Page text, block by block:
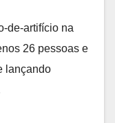
de-artifício na
26 pessoas e
lançando